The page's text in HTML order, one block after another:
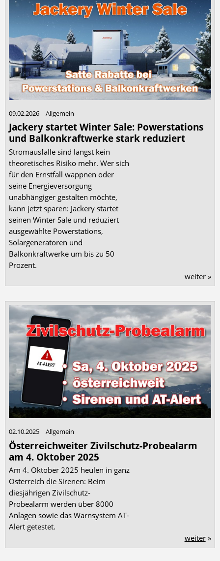
09.02.2026 Allgemein
Jackery startet Winter Sale: Powerstations
und Balkonkraftwerke stark reduziert
Stromausfälle sind längst kein
theoretisches Risiko mehr. Wer sich
für den Ernstfall wappnen oder
seine Energieversorgung
unabhängiger gestalten möchte,
kann jetzt sparen: Jackery startet
seinen Winter Sale und reduziert
ausgewählte Powerstations,
Solargeneratoren und
Balkonkraftwerke um bis zu 50
Prozent.
weiter»
02.10.2025 Allgemein
Österreichweiter Zivilschutz-Probealarm
am 4. Oktober 2025
Am 4. Oktober 2025 heulen in ganz
Österreich die Sirenen: Beim
diesjährigen Zivilschutz-
Probealarm werden über 8000
Anlagen sowie das Warnsystem AT-
Alert getestet.
weiter»